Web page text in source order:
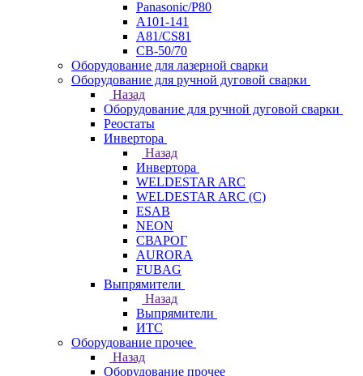
Panasonic/P80
А101-141
А81/CS81
СВ-50/70
Оборудование для лазерной сварки
Оборудование для ручной дуговой сварки
Назад
Оборудование для ручной дуговой сварки
Реостаты
Инвертора
Назад
Инвертора
WELDESTAR ARC
WELDESTAR ARC (С)
ESAB
NEON
СВАРОГ
AURORA
FUBAG
Выпрямители
Назад
Выпрямители
ИТС
Оборудование прочее
Назад
Оборудование прочее